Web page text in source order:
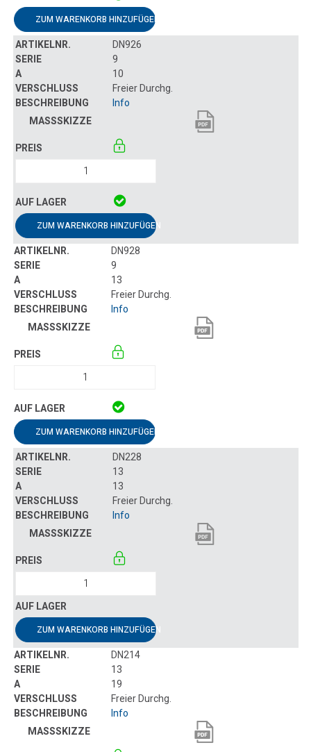
ZUM WARENKORB HINZUFÜGEN
DN926
9
10
Freier Durchg.
Info
ZUM WARENKORB HINZUFÜGEN
DN928
9
13
Freier Durchg.
Info
ZUM WARENKORB HINZUFÜGEN
DN228
13
13
Freier Durchg.
Info
ZUM WARENKORB HINZUFÜGEN
DN214
13
19
Freier Durchg.
Info